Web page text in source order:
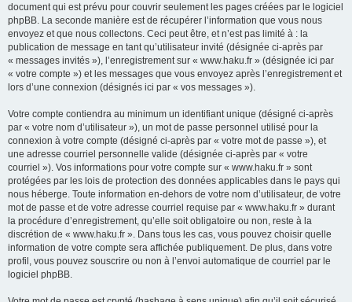
document qui est prévu pour couvrir seulement les pages créées par le logiciel
phpBB. La seconde manière est de récupérer l’information que vous nous
envoyez et que nous collectons. Ceci peut être, et n’est pas limité à : la
publication de message en tant qu’utilisateur invité (désignée ci-après par
« messages invités »), l’enregistrement sur « www.haku.fr » (désignée ici par
« votre compte ») et les messages que vous envoyez après l’enregistrement et
lors d’une connexion (désignés ici par « vos messages »).
Votre compte contiendra au minimum un identifiant unique (désigné ci-après
par « votre nom d’utilisateur »), un mot de passe personnel utilisé pour la
connexion à votre compte (désigné ci-après par « votre mot de passe »), et
une adresse courriel personnelle valide (désignée ci-après par « votre
courriel »). Vos informations pour votre compte sur « www.haku.fr » sont
protégées par les lois de protection des données applicables dans le pays qui
nous héberge. Toute information en-dehors de votre nom d’utilisateur, de votre
mot de passe et de votre adresse courriel requise par « www.haku.fr » durant
la procédure d’enregistrement, qu’elle soit obligatoire ou non, reste à la
discrétion de « www.haku.fr ». Dans tous les cas, vous pouvez choisir quelle
information de votre compte sera affichée publiquement. De plus, dans votre
profil, vous pouvez souscrire ou non à l’envoi automatique de courriel par le
logiciel phpBB.